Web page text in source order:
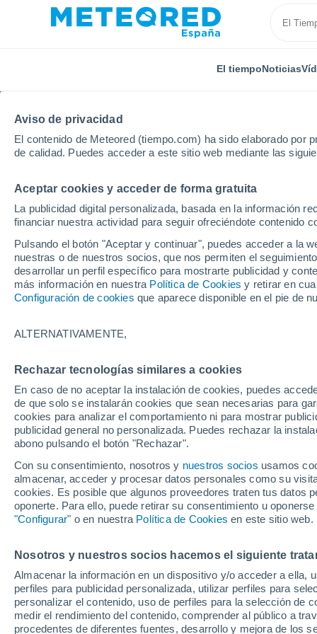
Aviso de privacidad
El contenido de Meteored (tiempo.com) ha sido elaborado por
de calidad. Puedes acceder a este sitio web mediante las
Aceptar cookies y acceder de forma gratuita
La publicidad digital personalizada, basada en la información
financiar nuestra actividad para seguir ofreciéndote contenido
Pulsando el botón "Aceptar y continuar", puedes acceder a la
nuestras o de nuestros socios, que nos permiten el
desarrollar un perfil específico para mostrarte publicidad y
más información en nuestra Política de Cookies y retirar en
Configuración de cookies que aparece disponible en el pie de
ALTERNATIVAMENTE,
Rechazar tecnologías similares a cookies
En caso de no aceptar la instalación de cookies, puedes
de que solo se instalarán cookies que sean necesarias para
cookies para analizar el comportamiento ni para mostrar
publicidad general no personalizada. Puedes rechazar la
abono pulsando el botón "Rechazar".
Con su consentimiento, nosotros y nuestros socios usamos
almacenar, acceder y procesar datos personales como su
cookies. Es posible que algunos proveedores traten tus datos
oponerte. Para ello, puede retirar su consentimiento u
"Configurar" o en nuestra Política de Cookies en este sitio web.
Nosotros y nuestros socios hacemos el siguiente
Almacenar la información en un dispositivo y/o acceder a
perfiles para publicidad personalizada, utilizar perfiles para
personalizar el contenido, uso de perfiles para la selección de
medir el rendimiento del contenido, comprender al público a
procedentes de diferentes fuentes, desarrollo y mejora de los
El tiempoNoticias
Inicio Islas Cook
El Tiempo en Islas
Hoy, 6 agosto Todo el día Símbolo
22°
20°
Niue Alofi